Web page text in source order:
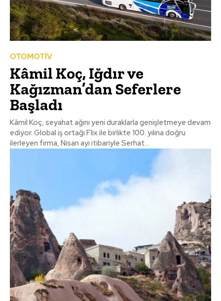
OTOMOTİV
Kâmil Koç, Iğdır ve
Kağızman’dan Seferlere
Başladı
Kâmil Koç, seyahat ağını yeni duraklarla genişletmeye devam
ediyor. Global iş ortağı Flix ile birlikte 100. yılına doğru
ilerleyen firma, Nisan ayı itibariyle Serhat...